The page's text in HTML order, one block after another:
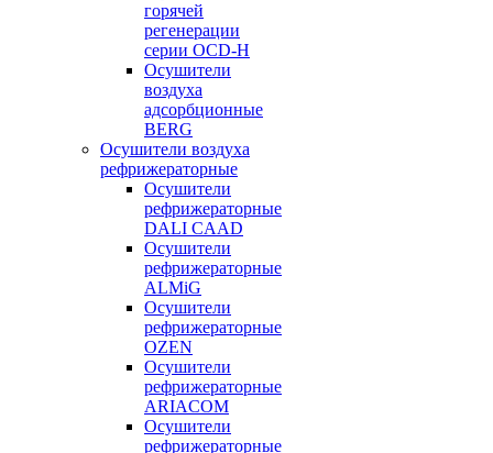
горячей
регенерации
серии OСD-H
Осушители
воздуха
адсорбционные
BERG
Осушители воздуха
рефрижераторные
Осушители
рефрижераторные
DALI CAAD
Осушители
рефрижераторные
ALMiG
Осушители
рефрижераторные
OZEN
Осушители
рефрижераторные
ARIACOM
Осушители
рефрижераторные